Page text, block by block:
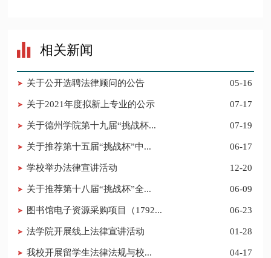
相关新闻
关于公开选聘法律顾问的公告 05-16
关于2021年度拟新上专业的公示 07-17
关于德州学院第十九届“挑战杯... 07-19
关于推荐第十五届“挑战杯”中... 06-17
学校举办法律宣讲活动 12-20
关于推荐第十八届“挑战杯”全... 06-09
图书馆电子资源采购项目（1792... 06-23
法学院开展线上法律宣讲活动 01-28
​我校开展留学生法律法规与校... 04-17